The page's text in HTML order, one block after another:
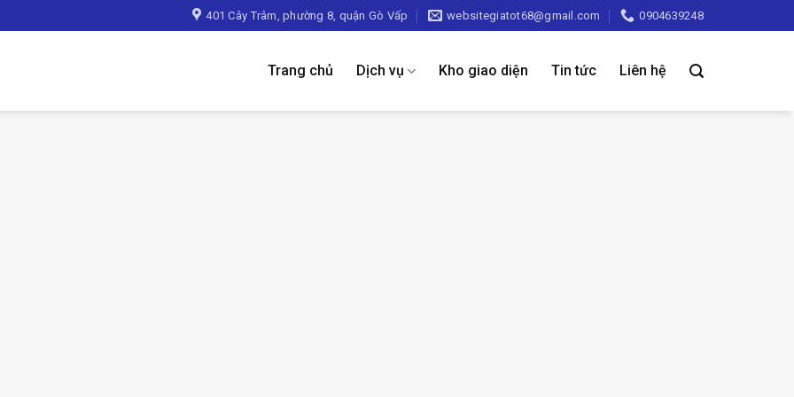
401 Cây Trâm, phường 8, quận Gò Vấp websitegiatot68@gmail.com 0904639248
Trang chủ Dịch vụ Kho giao diện Tin tức Liên hệ